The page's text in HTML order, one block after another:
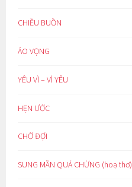
CHIỀU BUỒN
ẢO VỌNG
YÊU VÌ – VÌ YÊU
HẸN ƯỚC
CHỜ ĐỢI
SUNG MÃN QUÁ CHỪNG (hoạ thơ)